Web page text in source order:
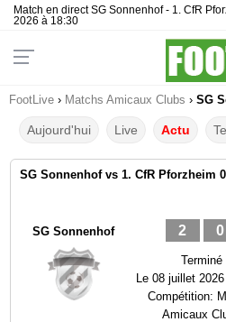
Match en direct SG Sonnenhof - 1. CfR
2026 à 18:30
FootLive › Matchs Amicaux Clubs › SG
Aujourd'hui Live Actu
SG Sonnenhof vs 1. CfR Pforzheim
SG Sonnenhof 2 0
Terminé
Le08 juillet
Compétition:
Amicaux